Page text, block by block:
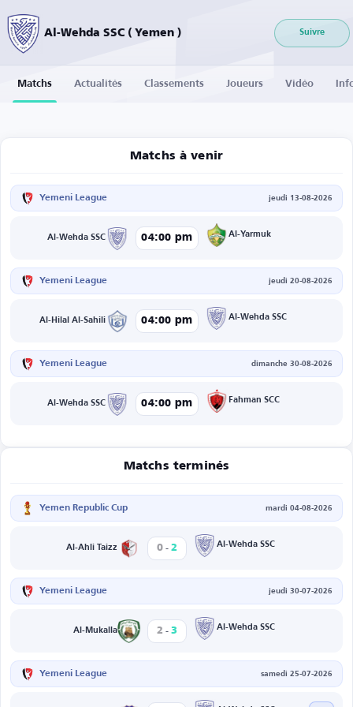
Al-Wehda SSC ( Yemen ) Suivre
Matchs Actualités Classements Joueurs Vidéo
Matchs à venir
Yemeni League jeudi 13-08-2026
Al-Wehda SSC 04:00 pm Al-Yarmuk
Yemeni League jeudi 20-08-2026
Al-Hilal Al-Sahili 04:00 pm Al-Wehda SSC
Yemeni League dimanche 30-08-2026
Al-Wehda SSC 04:00 pm Fahman SCC
Matchs terminés
Yemen Republic Cup mardi 04-08-2026
Al-Ahli Taizz 0 - 2 Al-Wehda SSC
Yemeni League jeudi 30-07-2026
Al-Mukalla 2 - 3 Al-Wehda SSC
Yemeni League samedi 25-07-2026